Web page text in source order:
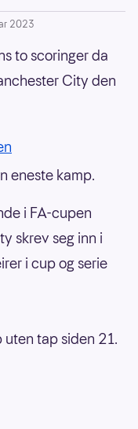
2023
to scoringer da
City den
eneste kamp.
i FA-cupen
skrev seg inn i
i cup og serie
tap siden 21.